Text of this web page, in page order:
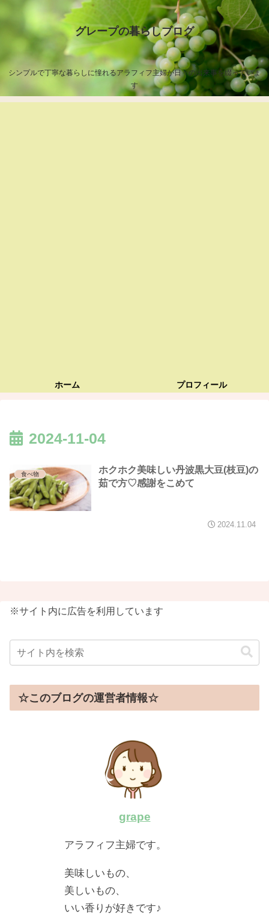
グレープの暮らしブログ
シンプルで丁寧な暮らしに憧れるアラフィフ主婦が日々の出来事を綴っていま
す
ホーム プロフィール
2024-11-04
食べ物
ホクホク美味しい丹波黒大豆(枝豆)の
茹で方♡感謝をこめて
2024.11.04
※サイト内に広告を利用しています
☆このブログの運営者情報☆
grape
アラフィフ主婦です。
美味しいもの、
美しいもの、
いい香りが好きです♪